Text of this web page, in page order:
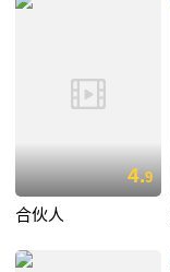
4.9
合伙人